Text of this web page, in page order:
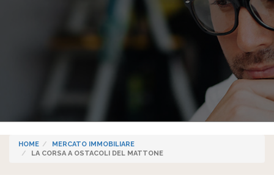
HOME
MERCATO IMMOBILIARE
LA CORSA A OSTACOLI DEL MATTONE